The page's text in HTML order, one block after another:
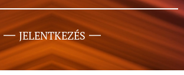
JELENTKEZÉS